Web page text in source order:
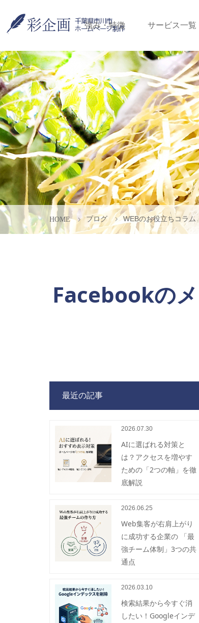
強み・特徴 サービス一覧
ブログ WEBのお役立ちコラム
Facebookの
最近の記事
2026.07.30
AIに選ばれる対策と
は？アクセスを増やす
ための「2つの軸」を徹
底解説
2026.06.25
Web集客が右肩上がり
に成功する企業の 「最
強チーム体制」3つの共
通点
2026.03.10
検索結果から今すぐ消
したい！Googleインデ